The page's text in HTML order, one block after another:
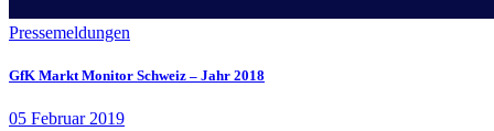
Pressemeldungen
GfK Markt Monitor Schweiz – Jahr 2018
05 Februar 2019